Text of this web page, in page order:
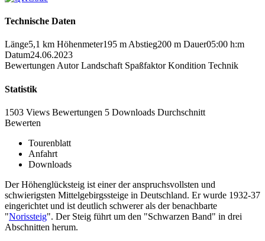
Technische Daten
Länge5,1 km Höhenmeter195 m Abstieg200 m Dauer05:00 h:m
Datum24.06.2023
Bewertungen Autor Landschaft Spaßfaktor Kondition Technik
Statistik
1503 Views Bewertungen 5 Downloads Durchschnitt
Bewerten
Tourenblatt
Anfahrt
Downloads
Der Höhenglücksteig ist einer der anspruchsvollsten und
schwierigsten Mittelgebirgssteige in Deutschland. Er wurde 1932-37
eingerichtet und ist deutlich schwerer als der benachbarte
"Norissteig". Der Steig führt um den "Schwarzen Band" in drei
Abschnitten herum.